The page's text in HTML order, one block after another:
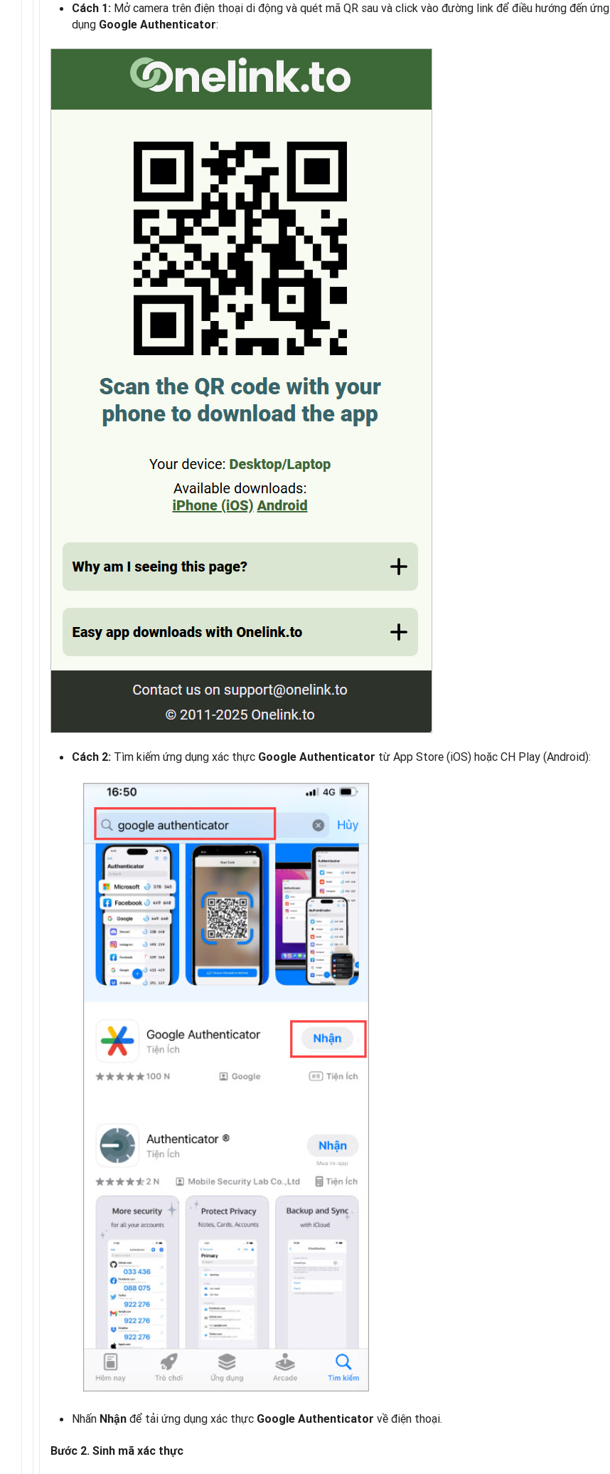
Cách 1: Mở camera trên điện thoại di động và quét mã QR sau và click vào đường link để điều hướng đến ứng
dụng Google Authenticator:
Cách 2: Tìm kiếm ứng dụng xác thực Google Authenticator từ App Store (iOS) hoặc CH Play (Android):
Nhấn Nhận để tải ứng dụng xác thực Google Authenticator về điện thoại.
Bước 2. Sinh mã xác thực